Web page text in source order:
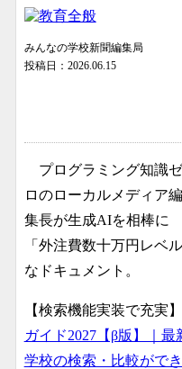
みんなの学校新聞編集局
投稿日：2026.06.15
プログラミング知識ゼ
ロのローカルメディア編
集長が生成AIを相棒に
「外注費数十万円レベ
なドキュメント。
【検索機能実装で充実】
ガイド2027【β版】｜
学校の検索・比較がで